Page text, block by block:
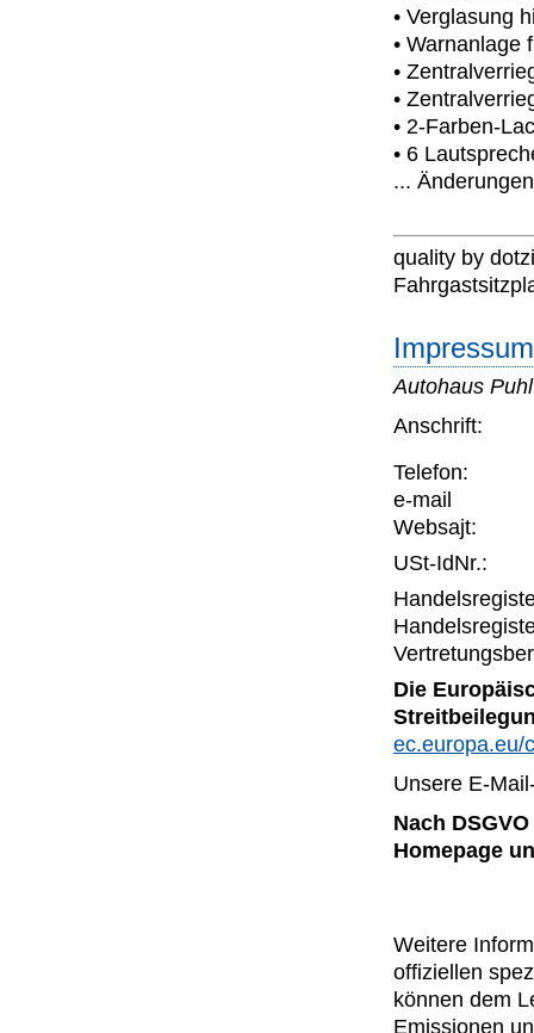
• Verglasung
• Warnanlage
•
•
• 2-Farben-
• 6
...
quality by
Autohaus
Anschrift:
Telefon:
e-mail
Websajt:
USt-IdNr.:
Die
ec.europa.eu/
Unsere E-
Nach
Homepage
Weitere
offiziellen
können dem
Emissionen